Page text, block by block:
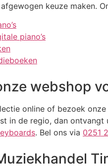
keuze maken.
piano’s
webshop
online of bezoek onze
in de regio, dan
. Bel ons via 0251